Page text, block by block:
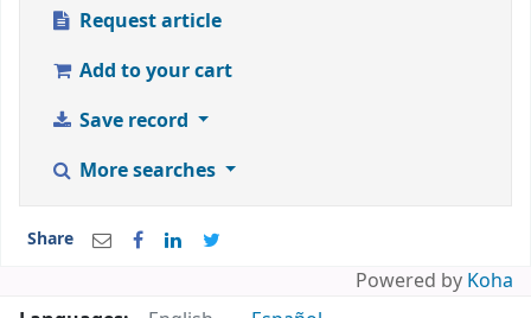
Request article
Add to your cart
Save record
More searches
Share
Powered by Koha